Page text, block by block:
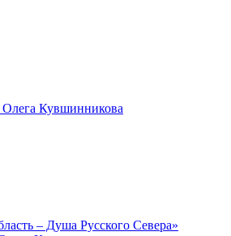
Олега Кувшинникова
– Душа Русского Севера»